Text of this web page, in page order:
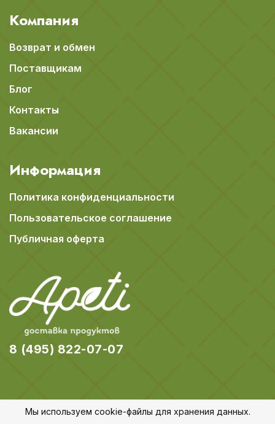
Компания
Возврат и обмен
Поставщикам
Блог
Контакты
Вакансии
Информация
Политика конфиденциальности
Пользовательское соглашение
Публичная оферта
8 (495) 822-07-07
Мы используем cookie-файлы для хранения данных.